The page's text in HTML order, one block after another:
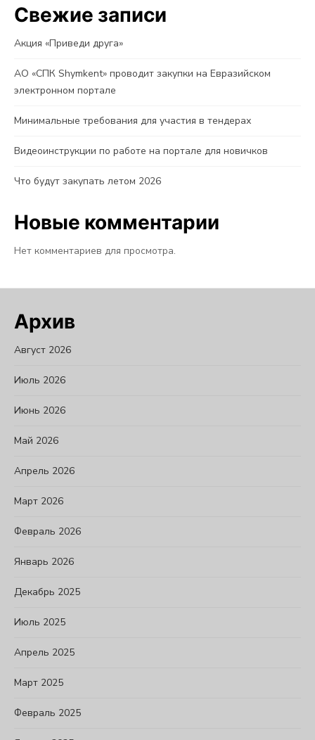
Свежие записи
Акция «Приведи друга»
АО «СПК Shymkent» проводит закупки на Евразийском
электронном портале
Минимальные требования для участия в тендерах
Видеоинструкции по работе на портале для новичков
Что будут закупать летом 2026
Новые комментарии
Нет комментариев для просмотра.
Архив
Август 2026
Июль 2026
Июнь 2026
Май 2026
Апрель 2026
Март 2026
Февраль 2026
Январь 2026
Декабрь 2025
Июль 2025
Апрель 2025
Март 2025
Февраль 2025